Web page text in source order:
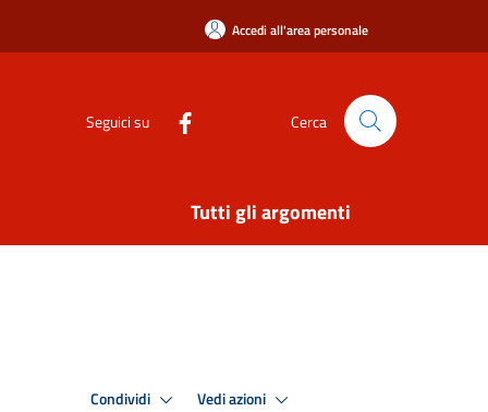
Accedi all'area personale
Seguici su Cerca
Tutti gli argomenti
Condividi Vedi azioni